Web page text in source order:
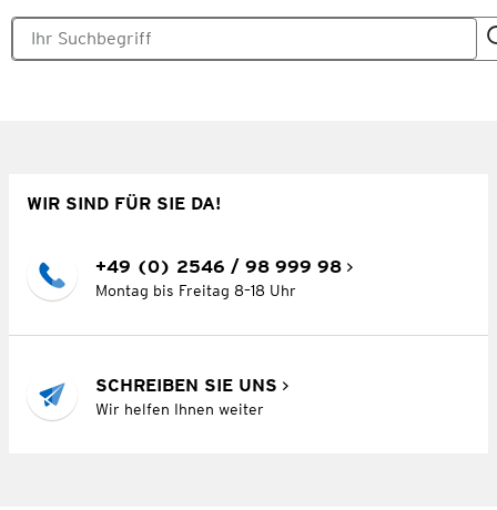
WIR SIND FÜR SIE DA!
+49 (0) 2546 / 98 999 98
Montag bis Freitag 8–18 Uhr
SCHREIBEN SIE UNS
Wir helfen Ihnen weiter